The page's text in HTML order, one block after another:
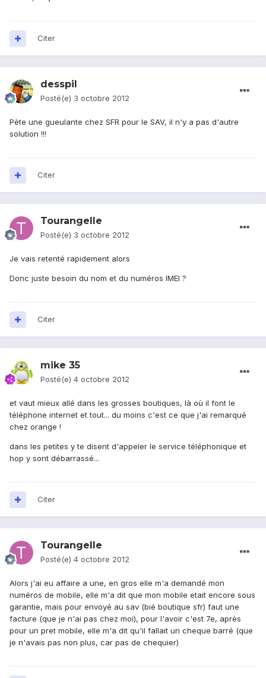
Citer
desspil
Posté(e) 3 octobre 2012
Pète une gueulante chez SFR pour le SAV, il n'y a pas d'autre
solution !!!
Citer
Tourangelle
Posté(e) 3 octobre 2012
Je vais retenté rapidement alors
Donc juste besoin du nom et du numéros IMEI ?
Citer
mike 35
Posté(e) 4 octobre 2012
et vaut mieux allé dans les grosses boutiques, là où il font le
téléphone internet et tout... du moins c'est ce que j'ai remarqué
chez orange !
dans les petites y te disent d'appeler le service téléphonique et
hop y sont débarrassé...
Citer
Tourangelle
Posté(e) 4 octobre 2012
Alors j'ai eu affaire a une, en gros elle m'a demandé mon
numéros de mobile, elle m'a dit que mon mobile etait encore sous
garantie, mais pour envoyé au sav (bié boutique sfr) faut une
facture (que je n'ai pas chez moi), pour l'avoir c'est 7e, après
pour un pret mobile, elle m'a dit qu'il fallait un cheque barré (que
je n'avais pas non plus, car pas de chequier)